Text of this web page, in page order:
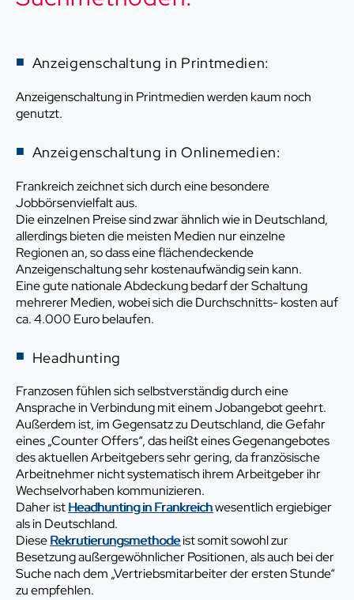
Anzeigenschaltung in Printmedien:
Anzeigenschaltung in Printmedien werden kaum noch
genutzt.
Anzeigenschaltung in Onlinemedien:
Frankreich zeichnet sich durch eine besondere
Jobbörsenvielfalt aus.
Die einzelnen Preise sind zwar ähnlich wie in Deutschland,
allerdings bieten die meisten Medien nur einzelne
Regionen an, so dass eine flächendeckende
Anzeigenschaltung sehr kostenaufwändig sein kann.
Eine gute nationale Abdeckung bedarf der Schaltung
mehrerer Medien, wobei sich die Durchschnitts- kosten auf
ca. 4.000 Euro belaufen.
Headhunting
Franzosen fühlen sich selbstverständig durch eine
Ansprache in Verbindung mit einem Jobangebot geehrt.
Außerdem ist, im Gegensatz zu Deutschland, die Gefahr
eines „Counter Offers“, das heißt eines Gegenangebotes
des aktuellen Arbeitgebers sehr gering, da französische
Arbeitnehmer nicht systematisch ihrem Arbeitgeber ihr
Wechselvorhaben kommunizieren.
Daher istHeadhunting in Frankreichwesentlich ergiebiger
als in Deutschland.
DieseRekrutierungsmethodeist somit sowohl zur
Besetzung außergewöhnlicher Positionen, als auch bei der
Suche nach dem „Vertriebsmitarbeiter der ersten Stunde“
zu empfehlen.